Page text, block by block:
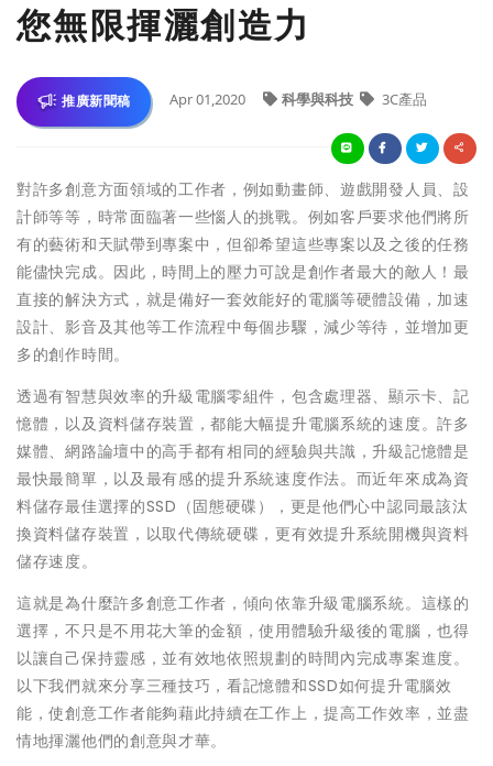
您無限揮灑創造力
推廣新聞稿 Apr 01,2020 科學與科技 3C產品
對許多創意方面領域的工作者，例如動畫師、遊戲開發人員、設
計師等等，時常面臨著一些惱人的挑戰。例如客戶要求他們將所
有的藝術和天賦帶到專案中，但卻希望這些專案以及之後的任務
能儘快完成。因此，時間上的壓力可說是創作者最大的敵人！最
直接的解決方式，就是備好一套效能好的電腦等硬體設備，加速
設計、影音及其他等工作流程中每個步驟，減少等待，並增加更
多的創作時間。
透過有智慧與效率的升級電腦零組件，包含處理器、顯示卡、記
憶體，以及資料儲存裝置，都能大幅提升電腦系統的速度。許多
媒體、網路論壇中的高手都有相同的經驗與共識，升級記憶體是
最快最簡單，以及最有感的提升系統速度作法。而近年來成為資
料儲存最佳選擇的SSD（固態硬碟），更是他們心中認同最該汰
換資料儲存裝置，以取代傳統硬碟，更有效提升系統開機與資料
儲存速度。
這就是為什麼許多創意工作者，傾向依靠升級電腦系統。這樣的
選擇，不只是不用花大筆的金額，使用體驗升級後的電腦，也得
以讓自己保持靈感，並有效地依照規劃的時間內完成專案進度。
以下我們就來分享三種技巧，看記憶體和SSD如何提升電腦效
能，使創意工作者能夠藉此持續在工作上，提高工作效率，並盡
情地揮灑他們的創意與才華。